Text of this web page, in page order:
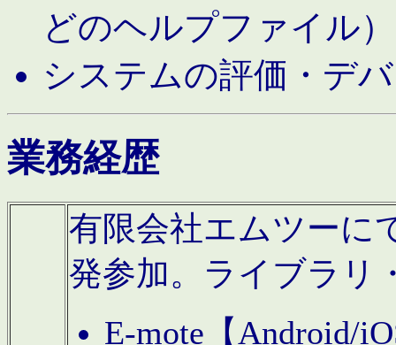
どのヘルプファイル）
システムの評価・デ
業務経歴
有限会社エムツーに
発参加。ライブラリ
E-mote【Android/